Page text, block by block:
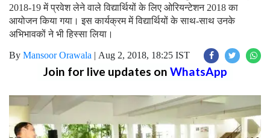
2018-19 में प्रवेश लेने वाले विद्यार्थियों के लिए ओरियन्टेशन 2018 का
आयोजन किया गया। इस कार्यक्रम में विद्यार्थियों के साथ-साथ उनके
अभिभावकों ने भी हिस्सा लिया।
By Mansoor Orawala | Aug 2, 2018, 18:25 IST
Join for live updates on WhatsApp